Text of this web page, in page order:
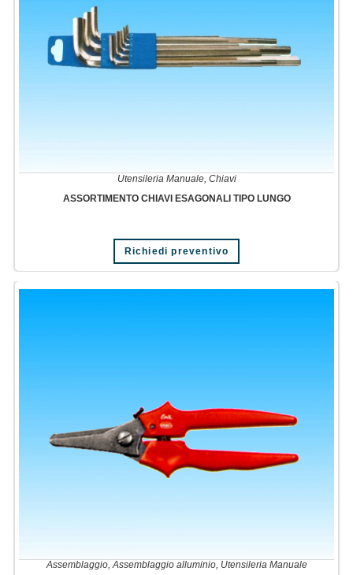
Utensileria Manuale, Chiavi
ASSORTIMENTO CHIAVI ESAGONALI TIPO LUNGO
Richiedi preventivo
Assemblaggio,Assemblaggio alluminio, Utensileria Manuale